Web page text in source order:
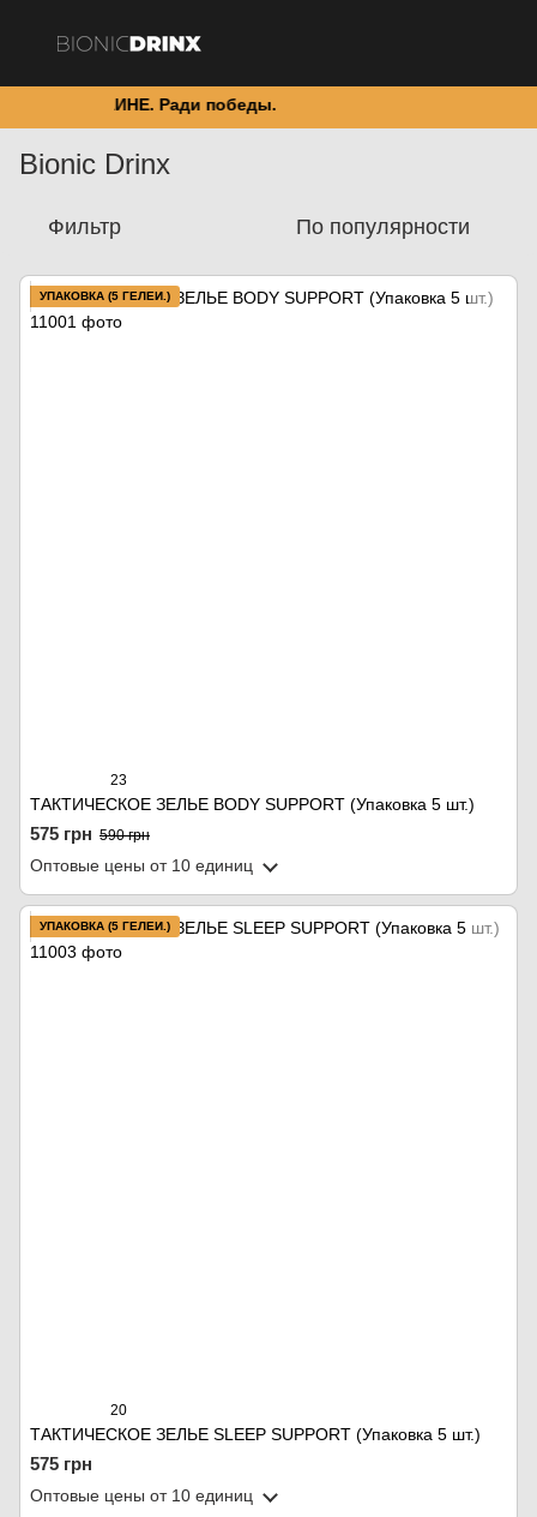
В УКРАИНЕ. Ради победы.
Bionic Drinx
Фильтр По популярности
УПАКОВКА (5 ГЕЛЕЙ.)
23
ТАКТИЧЕСКОЕ ЗЕЛЬЕ BODY SUPPORT (Упаковка 5 шт.)
575 грн 590 грн
Оптовые цены от 10 единиц
УПАКОВКА (5 ГЕЛЕЙ.)
20
ТАКТИЧЕСКОЕ ЗЕЛЬЕ SLEEP SUPPORT (Упаковка 5 шт.)
575 грн
Оптовые цены от 10 единиц